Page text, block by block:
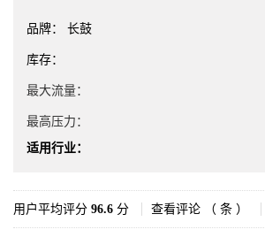
品牌： 长鼓
库存：
最大流量：
最高压力：
适用行业：
用户平均评分 96.6 分 查看评论 （ 条 ）